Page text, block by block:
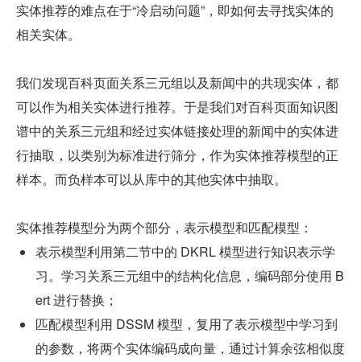
实体推荐的难点在于“冷启动问题”，即如何去寻找实体的
相关实体。
我们发现百科页面关系三元组以及新闻中的共现实体，都
可以作为相关实体进行推荐。于是我们对百科页面知识图
谱中的关系三元组和经过实体链接处理的新闻中的实体进
行抽取，以类别为标准进行筛分，作为实体推荐模型的正
样本。而负样本可以从库中的其他实体中抽取。
实体推荐模型分为两个部分，表示模型和匹配模型：
表示模型利用第二节中的 DKRL 模型进行知识表示学
习。学习关系三元组中的结构化信息，编码部分使用 B
ert 进行替换；
匹配模型利用 DSSM 模型，复用了表示模型中学习到
的参数，将两个实体编码成向量，通过计算余弦相似度